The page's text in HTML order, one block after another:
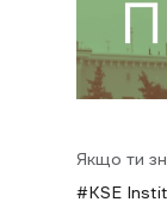
Якщо ти
KSE